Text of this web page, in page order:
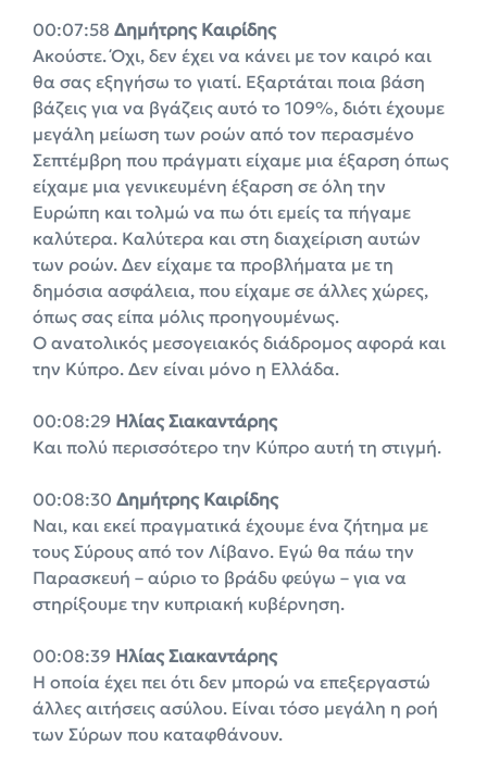
00:07:58 Δημήτρης Καιρίδης
Ακούστε. Όχι, δεν έχει να κάνει με τον καιρό και
θα σας εξηγήσω το γιατί. Εξαρτάται ποια βάση
βάζεις για να βγάζεις αυτό το 109%, διότι έχουμε
μεγάλη μείωση των ροών από τον περασμένο
Σεπτέμβρη που πράγματι είχαμε μια έξαρση όπως
είχαμε μια γενικευμένη έξαρση σε όλη την
Ευρώπη και τολμώ να πω ότι εμείς τα πήγαμε
καλύτερα. Καλύτερα και στη διαχείριση αυτών
των ροών. Δεν είχαμε τα προβλήματα με τη
δημόσια ασφάλεια, που είχαμε σε άλλες χώρες,
όπως σας είπα μόλις προηγουμένως.
Ο ανατολικός μεσογειακός διάδρομος αφορά και
την Κύπρο. Δεν είναι μόνο η Ελλάδα.
00:08:29 Ηλίας Σιακαντάρης
Και πολύ περισσότερο την Κύπρο αυτή τη στιγμή.
00:08:30 Δημήτρης Καιρίδης
Ναι, και εκεί πραγματικά έχουμε ένα ζήτημα με
τους Σύρους από τον Λίβανο. Εγώ θα πάω την
Παρασκευή – αύριο το βράδυ φεύγω – για να
στηρίξουμε την κυπριακή κυβέρνηση.
00:08:39 Ηλίας Σιακαντάρης
Η οποία έχει πει ότι δεν μπορώ να επεξεργαστώ
άλλες αιτήσεις ασύλου. Είναι τόσο μεγάλη η ροή
των Σύρων που καταφθάνουν.